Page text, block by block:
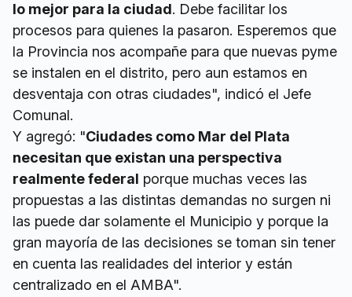
lo mejor para la ciudad. Debe facilitar los
procesos para quienes la pasaron. Esperemos que
la Provincia nos acompañe para que nuevas pyme
se instalen en el distrito, pero aun estamos en
desventaja con otras ciudades", indicó el Jefe
Comunal.
Y agregó: "Ciudades como Mar del Plata
necesitan que existan una perspectiva
realmente federal porque muchas veces las
propuestas a las distintas demandas no surgen ni
las puede dar solamente el Municipio y porque la
gran mayoría de las decisiones se toman sin tener
en cuenta las realidades del interior y están
centralizado en el AMBA".